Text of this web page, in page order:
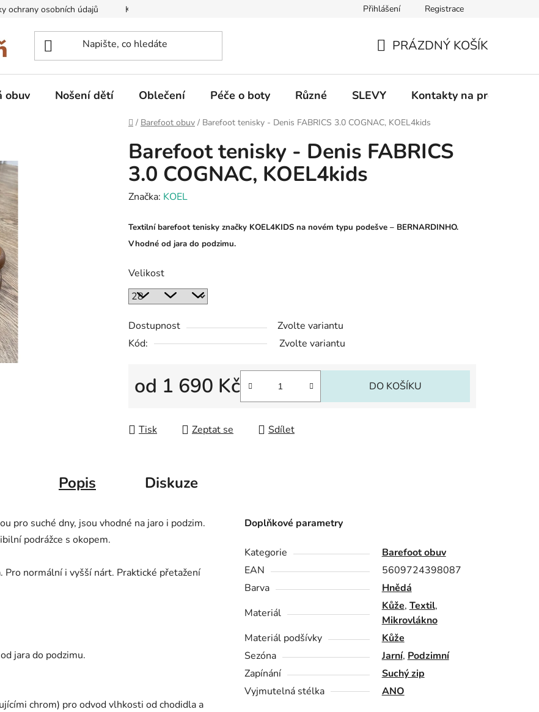
ochrany osobních údajů Kontakty na prodejny Informace k on-line platbám Odstoupení od
Přihlášení Registrace
KOŠÍK
PRÁZDNÝ KOŠÍK
obuv Nošení dětí Oblečení Péče o boty Různé SLEVY Kontakty na prodejny
Domů
/ Barefoot obuv / Barefoot tenisky - Denis FABRICS 3.0 COGNAC, KOEL4kids
Barefoot tenisky - Denis FABRICS
3.0 COGNAC, KOEL4kids
Značka: KOEL
Textilní barefoot tenisky značky KOEL4KIDS na novém typu podešve – BERNARDINHO.
Vhodné od jara do podzimu.
Velikost
Dostupnost
Zvolte variantu
Kód:
Zvolte variantu
od 1 690 Kč DO KOŠÍKU
Tisk Zeptat se Sdílet
Popis Diskuze
pro suché dny, jsou vhodné na jaro i podzim.
podrážce s okopem.
normální i vyšší nárt. Praktické přetažení
jara do podzimu.
chrom) pro odvod vlhkosti od chodidla a
Doplňkové parametry
Kategorie
Barefoot obuv
EAN
5609724398087
Barva
Hnědá
Materiál
Kůže, Textil,
Mikrovlákno
Materiál podšívky
Kůže
Sezóna
Jarní, Podzimní
Zapínání
Suchý zip
Vyjmutelná stélka
ANO